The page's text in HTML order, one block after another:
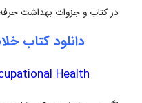
در کتاب و جزوات بهداشت
دانلود کتاب
Health